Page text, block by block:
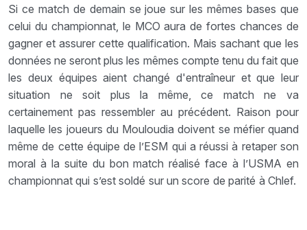
Si ce match de demain se joue sur les mêmes bases que
celui du championnat, le MCO aura de fortes chances de
gagner et assurer cette qualification. Mais sachant que les
données ne seront plus les mêmes compte tenu du fait que
les deux équipes aient changé d'entraîneur et que leur
situation ne soit plus la même, ce match ne va
certainement pas ressembler au précédent. Raison pour
laquelle les joueurs du Mouloudia doivent se méfier quand
même de cette équipe de l’ESM qui a réussi à retaper son
moral à la suite du bon match réalisé face à l’USMA en
championnat qui s’est soldé sur un score de parité à Chlef.